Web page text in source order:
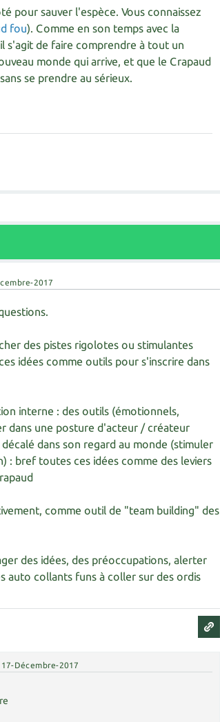
pour sauver l'espèce. Vous connaissez
fou). Comme en son temps avec la
s'agit de faire comprendre à tout un
monde qui arrive, et que le Crapaud
se prendre au sérieux.
2017
des pistes rigolotes ou stimulantes
idées comme outils pour s'inscrire dans
interne : des outils (émotionnels,
dans une posture d'acteur / créateur
dans son regard au monde (stimuler
: bref toutes ces idées comme des leviers
comme outil de "team building" des
des idées, des préoccupations, alerter
auto collants funs à coller sur des ordis
17-Décembre-2017